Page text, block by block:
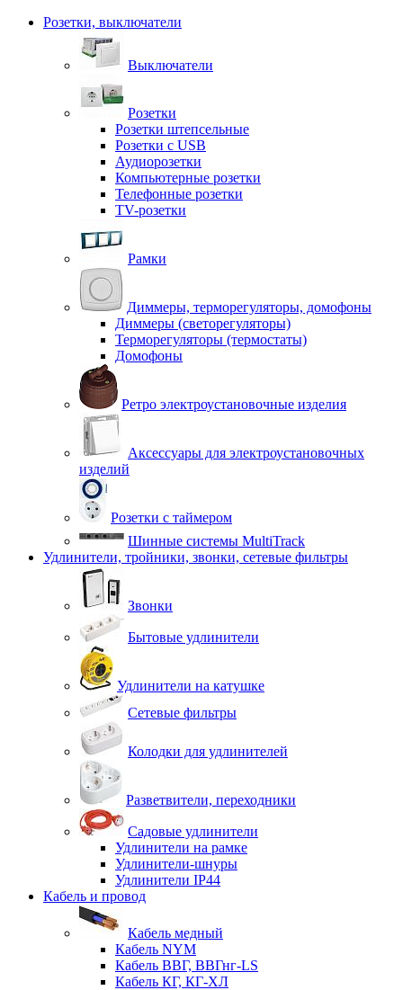
Розетки, выключатели
Выключатели
Розетки
Розетки штепсельные
Розетки с USB
Аудиорозетки
Компьютерные розетки
Телефонные розетки
TV-розетки
Рамки
Диммеры, терморегуляторы, домофоны
Диммеры (светорегуляторы)
Терморегуляторы (термостаты)
Домофоны
Ретро электроустановочные изделия
Аксессуары для электроустановочных
изделий
Розетки с таймером
Шинные системы MultiTrack
Удлинители, тройники, звонки, сетевые фильтры
Звонки
Бытовые удлинители
Удлинители на катушке
Сетевые фильтры
Колодки для удлинителей
Разветвители, переходники
Садовые удлинители
Удлинители на рамке
Удлинители-шнуры
Удлинители IP44
Кабель и провод
Кабель медный
Кабель NYM
Кабель ВВГ, ВВГнг-LS
Кабель КГ, КГ-ХЛ